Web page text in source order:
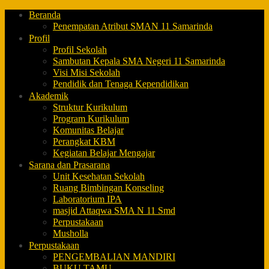
Beranda
Penempatan Atribut SMAN 11 Samarinda
Profil
Profil Sekolah
Sambutan Kepala SMA Negeri 11 Samarinda
Visi Misi Sekolah
Pendidik dan Tenaga Kependidikan
Akademik
Struktur Kurikulum
Program Kurikulum
Komunitas Belajar
Perangkat KBM
Kegiatan Belajar Mengajar
Sarana dan Prasarana
Unit Kesehatan Sekolah
Ruang Bimbingan Konseling
Laboratorium IPA
masjid Attaqwa SMA N 11 Smd
Perpustakaan
Musholla
Perpustakaan
PENGEMBALIAN MANDIRI